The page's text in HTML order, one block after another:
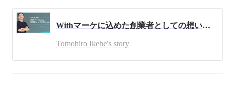
す。
Withマーケに込めた創業者としての想いを語ります【一緒に働く仲間へ】。
Tomohiro Ikebe's story